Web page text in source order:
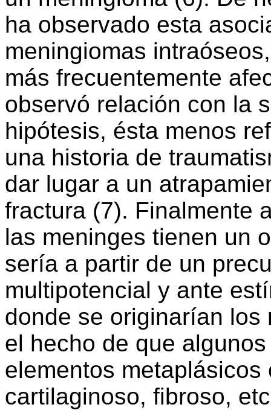
ha observado esta
meningiomas
más frecuentemente
observó relación con la
hipótesis, ésta menos
una historia de
dar lugar a un
fractura (7). Finalmente
las meninges tienen un
sería a partir de un
multipotencial y ante
donde se originarían
el hecho de que
elementos
cartilaginoso, fibroso,